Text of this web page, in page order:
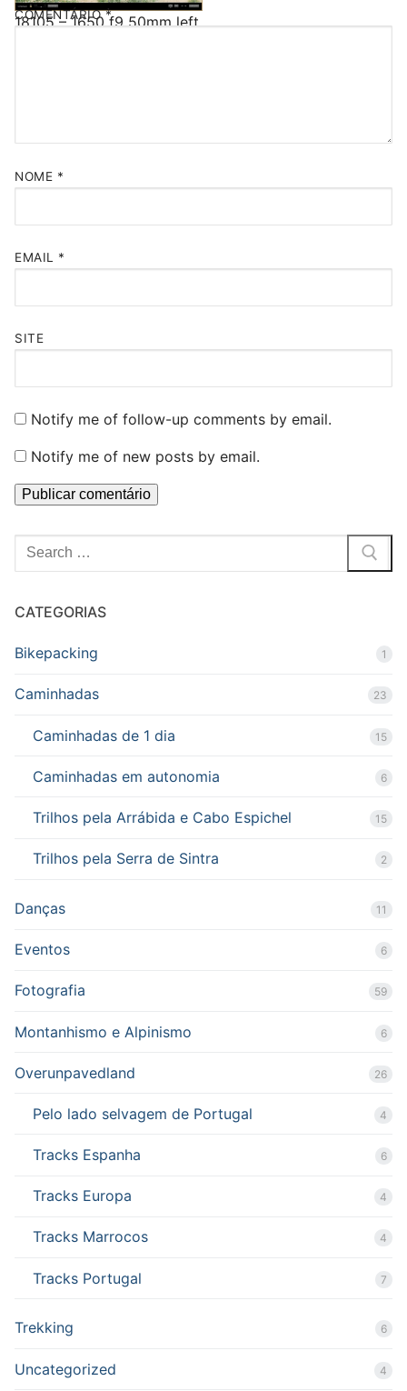
18105 – 1650 f9 50mm left
COMENTÁRIO*
NOME *
EMAIL *
SITE
Notify me of follow-up comments by email.
Notify me of new posts by email.
Pesquisar
por:
CATEGORIAS
Bikepacking 1
Caminhadas 23
Caminhadas de 1 dia 15
Caminhadas em autonomia 6
Trilhos pela Arrábida e Cabo Espichel 15
Trilhos pela Serra de Sintra 2
Danças 11
Eventos 6
Fotografia 59
Montanhismo e Alpinismo 6
Overunpavedland 26
Pelo lado selvagem de Portugal 4
Tracks Espanha 6
Tracks Europa 4
Tracks Marrocos 4
Tracks Portugal 7
Trekking 6
Uncategorized 4